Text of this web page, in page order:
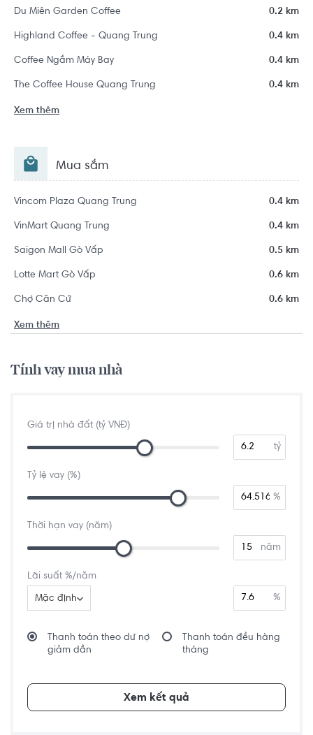
Du Miên Garden Coffee 0.2 km
Highland Coffee - Quang Trung 0.4 km
Coffee Ngắm Máy Bay 0.4 km
The Coffee House Quang Trung 0.4 km
Xem thêm
Mua sắm
Vincom Plaza Quang Trung 0.4 km
VinMart Quang Trung 0.4 km
Saigon Mall Gò Vấp 0.5 km
Lotte Mart Gò Vấp 0.6 km
Chợ Căn Cứ 0.6 km
Xem thêm
Tính vay mua nhà
Giá trị nhà đất (tỷ VNĐ)
tỷ
Tỷ lệ vay (%)
%
Thời hạn vay (năm)
năm
Lãi suất %/năm
Mặc định %
Thanh toán theo dư nợ
giảm dần
Thanh toán đều hàng
tháng
Xem kết quả